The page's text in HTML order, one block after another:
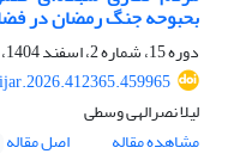
بحبوحه جنگ رمضان در
دوره 15، شماره 2، اسفند 1404، صفحه
لیلا نصرالهی وسطی
مشاهده مقاله
اصل مقاله